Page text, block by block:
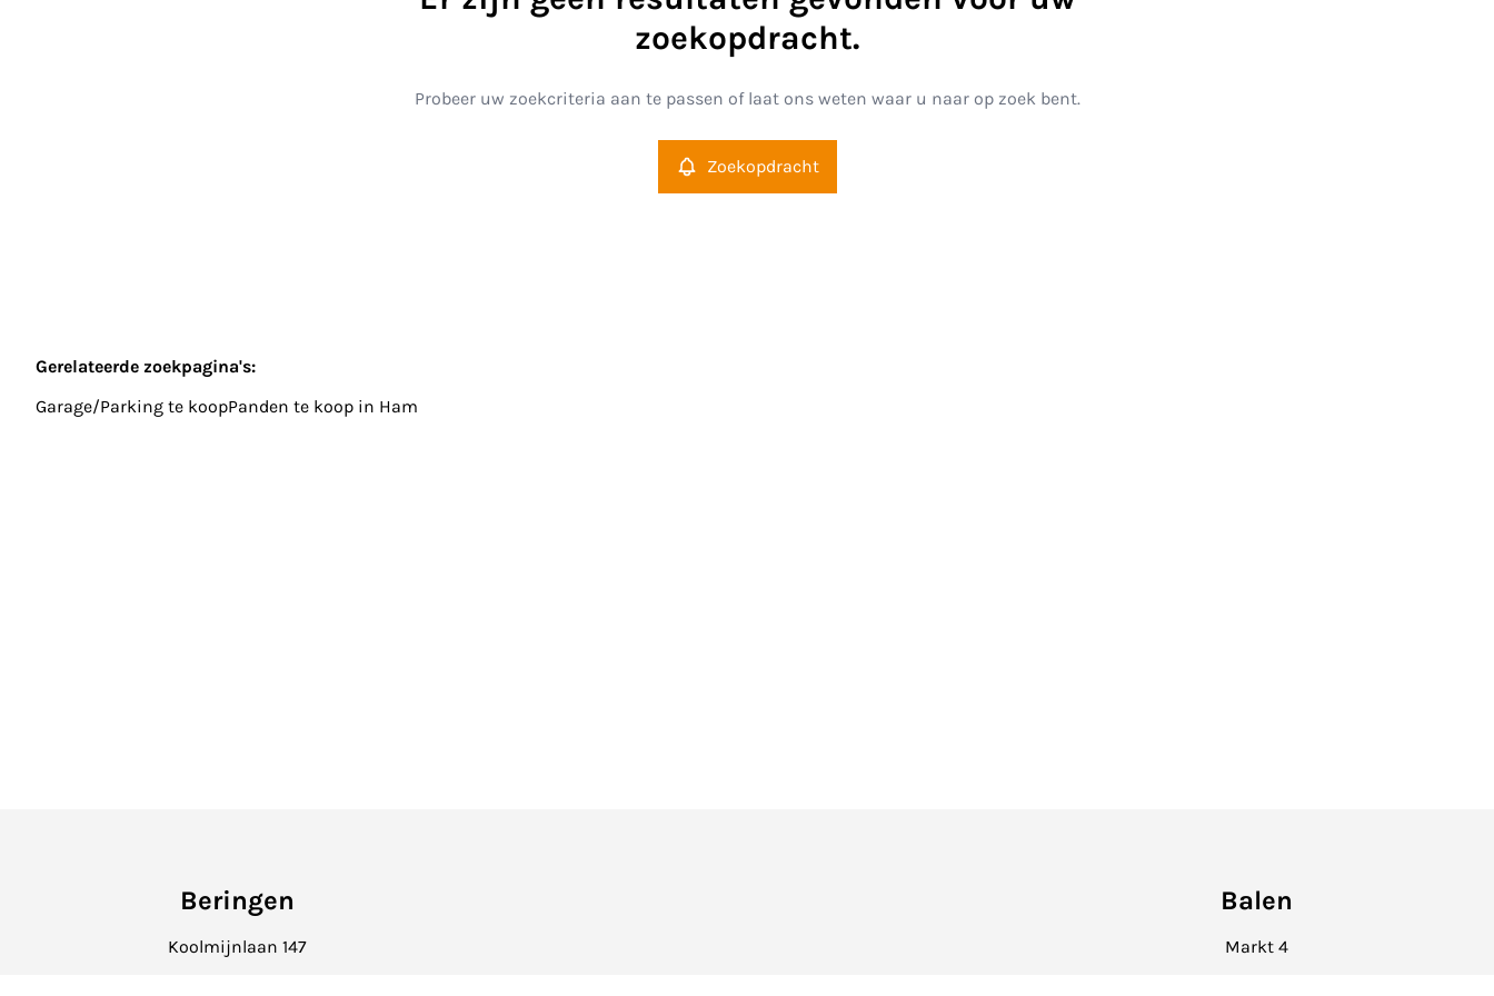
zoekopdracht.
Probeer uw zoekcriteria aan te passen of laat ons weten waar u naar op zoek bent.
Zoekopdracht
Gerelateerde zoekpagina's:
Garage/Parking te koopPanden te koop in Ham
Beringen
Koolmijnlaan 147
Balen
Markt 4